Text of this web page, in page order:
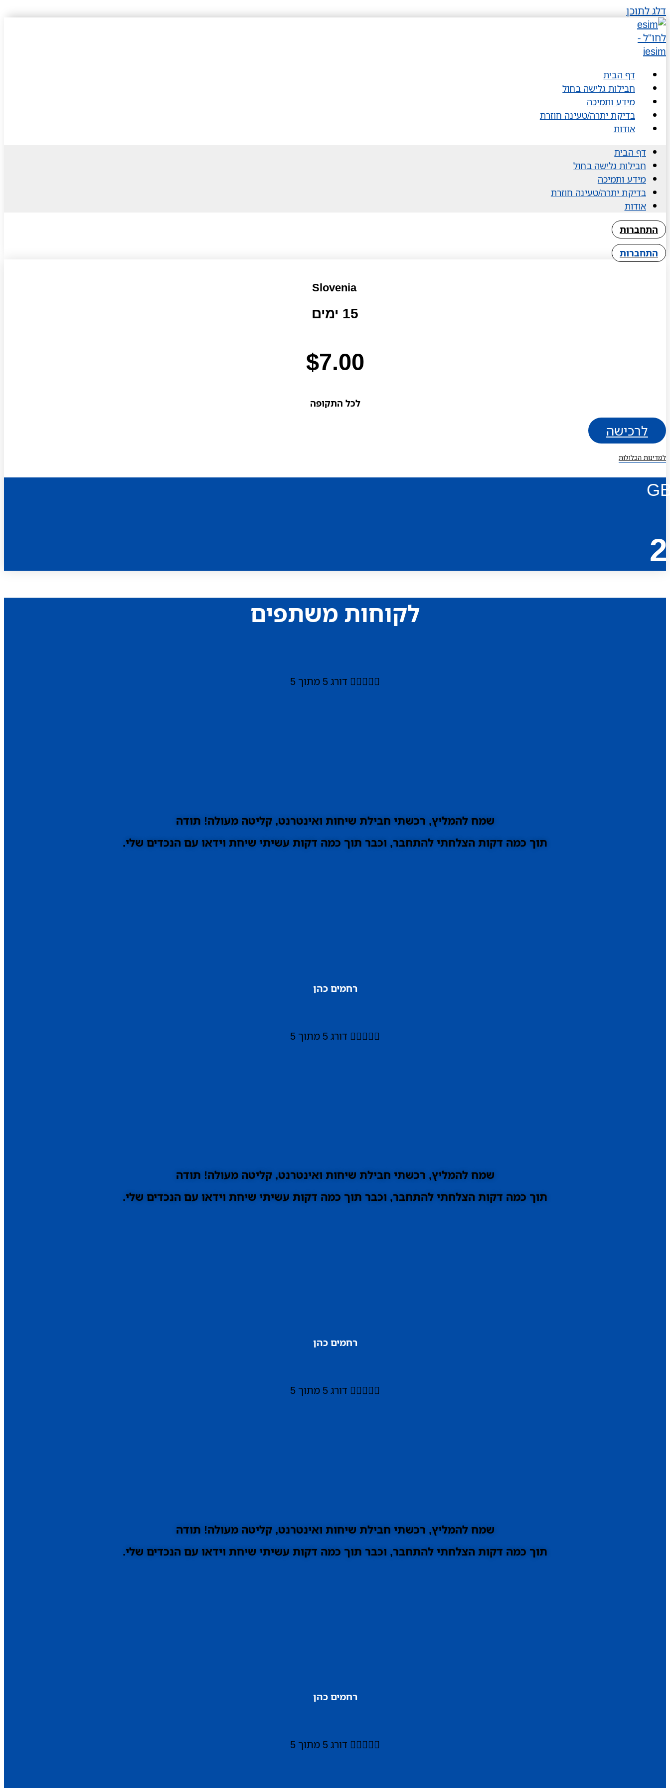
דלג לתוכן
דף הבית
חבילות גלישה בחול
מידע ותמיכה
בדיקת יתרה/טעינה חוזרת
אודות
דף הבית
חבילות גלישה בחול
מידע ותמיכה
בדיקת יתרה/טעינה חוזרת
אודות
התחברות
התחברות
Slovenia
15 ימים
$7.00
לכל התקופה
לרכישה
למדינות הכלולות
2
לקוחות משתפים
 דורג 5 מתוך 5
שמח להמליץ, רכשתי חבילת שיחות ואינטרנט, קליטה מעולה! תודה
תוך כמה דקות הצלחתי להתחבר, וכבר תוך כמה דקות עשיתי שיחת וידאו עם הנכדים שלי.
רחמים כהן
 דורג 5 מתוך 5
שמח להמליץ, רכשתי חבילת שיחות ואינטרנט, קליטה מעולה! תודה
תוך כמה דקות הצלחתי להתחבר, וכבר תוך כמה דקות עשיתי שיחת וידאו עם הנכדים שלי.
רחמים כהן
 דורג 5 מתוך 5
שמח להמליץ, רכשתי חבילת שיחות ואינטרנט, קליטה מעולה! תודה
תוך כמה דקות הצלחתי להתחבר, וכבר תוך כמה דקות עשיתי שיחת וידאו עם הנכדים שלי.
רחמים כהן
 דורג 5 מתוך 5